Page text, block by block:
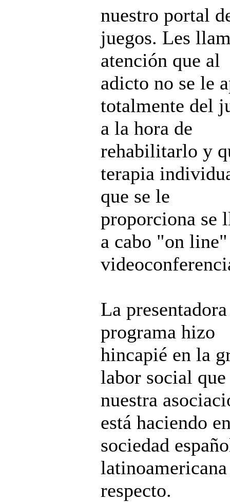
nuestro portal
juegos. Les
atención que al
adicto no se le
totalmente del
a la hora de
rehabilitarlo y
terapia
que se le
proporciona se
a cabo "on
La
programa hizo
hincapié en la
labor social que
nuestra
está haciendo
sociedad
respecto.